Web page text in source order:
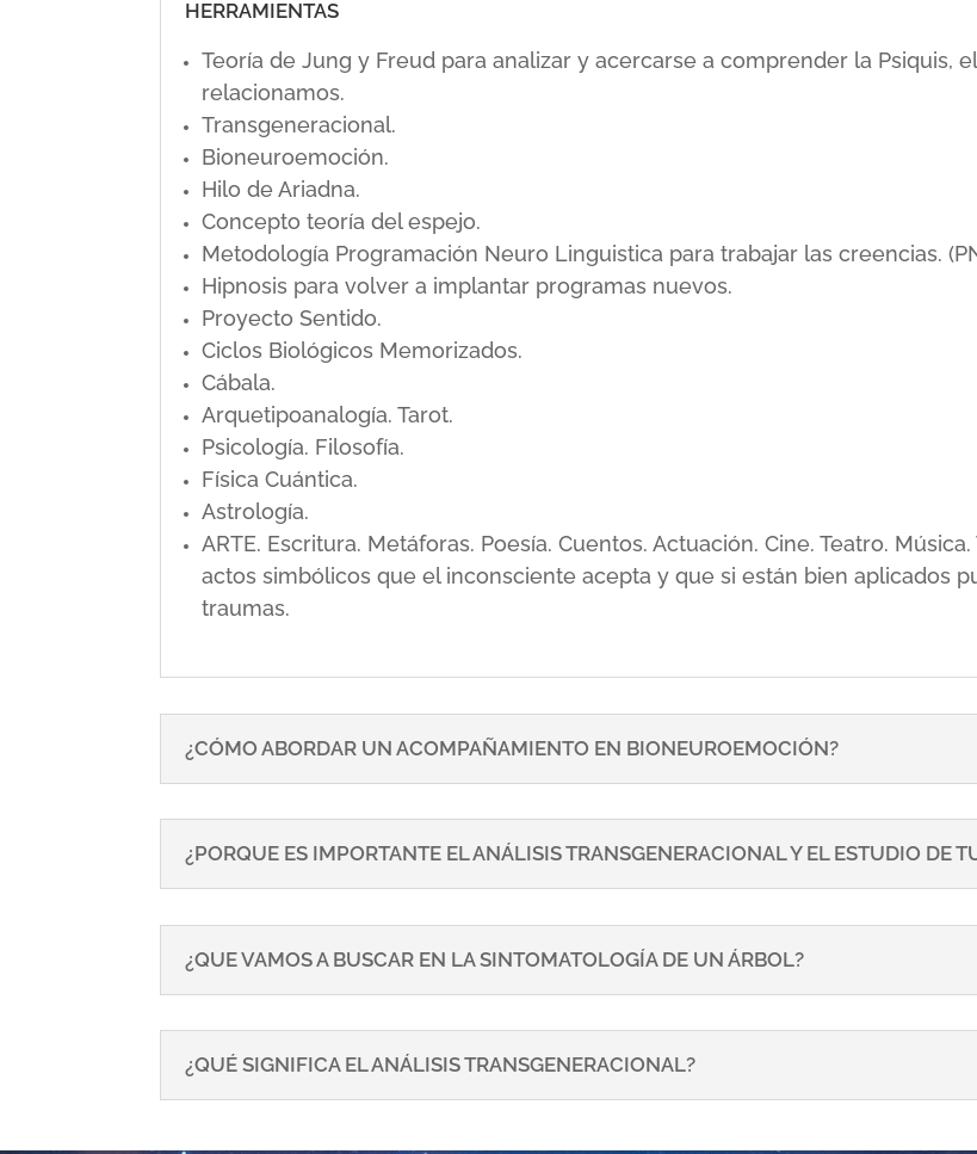
HERRAMIENTAS
Teoría de Jung y Freud para analizar y acercarse a comprender la Psiquis,
relacionamos.
Transgeneracional.
Bioneuroemoción.
Hilo de Ariadna.
Concepto teoría del espejo.
Metodología Programación Neuro Linguistica para trabajar las creencias.
Hipnosis para volver a implantar programas nuevos.
Proyecto Sentido.
Ciclos Biológicos Memorizados.
Cábala.
Arquetipoanalogía. Tarot.
Psicología. Filosofía.
Física Cuántica.
Astrología.
ARTE. Escritura. Metáforas. Poesía. Cuentos. Actuación. Cine. Teatro.
actos simbólicos que el inconsciente acepta y que si están bien aplicados
traumas.
¿CÓMO ABORDAR UN ACOMPAÑAMIENTO EN BIONEUROEMOCIÓN?
¿PORQUE ES IMPORTANTE EL ANÁLISIS TRANSGENERACIONAL Y EL ESTUDIO DE
¿QUE VAMOS A BUSCAR EN LA SINTOMATOLOGÍA DE UN ÁRBOL?
¿QUÉ SIGNIFICA EL ANÁLISIS TRANSGENERACIONAL?